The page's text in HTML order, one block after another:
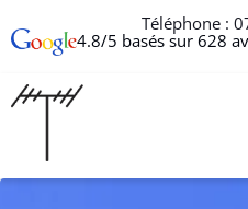
Téléphone :
4.8/5 basés sur 628